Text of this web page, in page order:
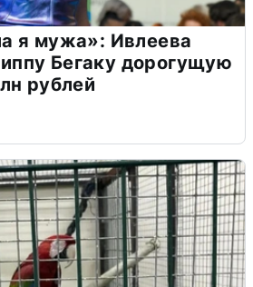
я мужа»: Ивлеева
Бегаку дорогущую
рублей